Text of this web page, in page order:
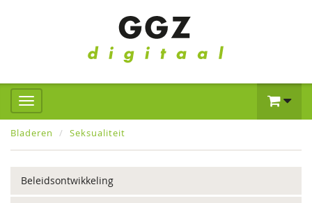
Bladeren Seksualiteit
Beleidsontwikkeling